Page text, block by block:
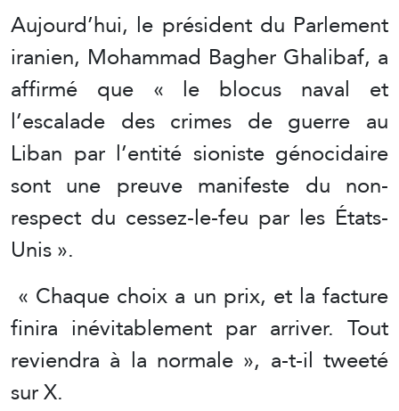
Aujourd’hui, le président du Parlement
iranien, Mohammad Bagher Ghalibaf, a
affirmé que « le blocus naval et
l’escalade des crimes de guerre au
Liban par l’entité sioniste génocidaire
sont une preuve manifeste du non-
respect du cessez-le-feu par les États-
Unis ».
« Chaque choix a un prix, et la facture
finira inévitablement par arriver. Tout
reviendra à la normale », a-t-il tweeté
sur X.